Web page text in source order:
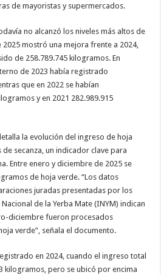
de mayoristas y supermercados.
no alcanzó los niveles más altos de
2025 mostró una mejora frente a 2024,
de 258.789.745 kilogramos. En
de 2023 había registrado
que en 2022 se habían
y en 2021 282.989.915
la evolución del ingreso de hoja
secanza, un indicador clave para
Entre enero y diciembre de 2025 se
de hoja verde. “Los datos
juradas presentadas por los
de la Yerba Mate (INYM) indican
diciembre fueron procesados
verde”, señala el documento.
en 2024, cuando el ingreso total
kilogramos, pero se ubicó por encima